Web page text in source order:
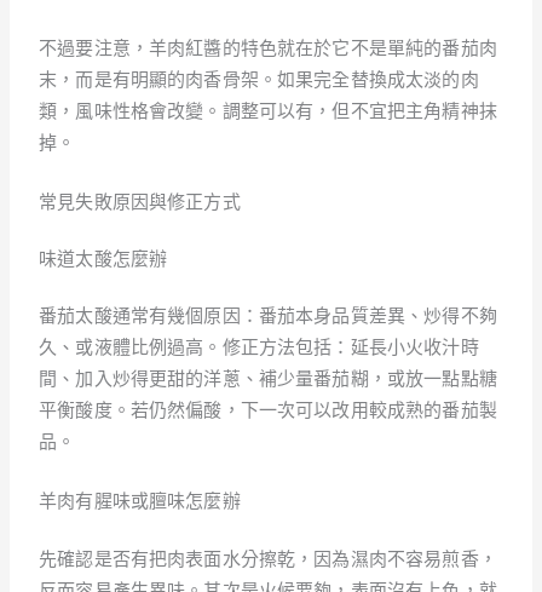
不過要注意，羊肉紅醬的特色就在於它不是單純的番茄肉
末，而是有明顯的肉香骨架。如果完全替換成太淡的肉
類，風味性格會改變。調整可以有，但不宜把主角精神抹
掉。
常見失敗原因與修正方式
味道太酸怎麼辦
番茄太酸通常有幾個原因：番茄本身品質差異、炒得不夠
久、或液體比例過高。修正方法包括：延長小火收汁時
間、加入炒得更甜的洋蔥、補少量番茄糊，或放一點點糖
平衡酸度。若仍然偏酸，下一次可以改用較成熟的番茄製
品。
羊肉有腥味或膻味怎麼辦
先確認是否有把肉表面水分擦乾，因為濕肉不容易煎香，